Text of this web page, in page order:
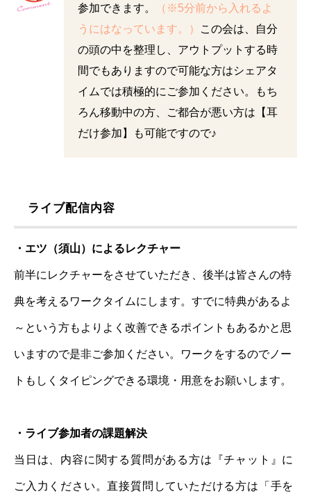
参加できます。
（※5分前から入れるよ
うにはなっています。）
この会は、自分
の頭の中を整理し、アウトプットする時
間でもありますので可能な方はシェアタ
イムでは積極的にご参加ください。もち
ろん移動中の方、ご都合が悪い方は【耳
だけ参加】も可能ですので♪
ライブ配信内容
・エツ（須山）によるレクチャー
前半にレクチャーをさせていただき、後半は皆さんの特
典を考えるワークタイムにします。すでに特典があるよ
～という方もよりよく改善できるポイントもあるかと思
いますので是非ご参加ください。ワークをするのでノー
トもしくタイピングできる環境・用意をお願いします。
・ライブ参加者の課題解決
当日は、内容に関する質問がある方は『チャット』に
ご入力ください。直接質問していただける方は「手を